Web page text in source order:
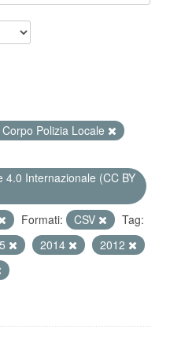
Polizia Locale
4.0 Internazionale (CC BY
Formati: CSV
Tag:
2014
2012